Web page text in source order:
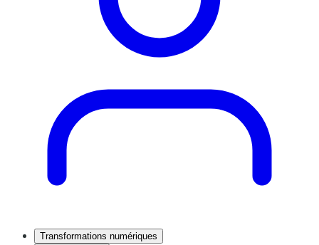
Transformations numériques